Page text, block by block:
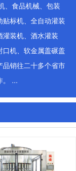
食品机械、包装
标机、全自动灌装
装机、酒水灌装
机、软金属盖碾盖
销往二十多个省市
。 ...